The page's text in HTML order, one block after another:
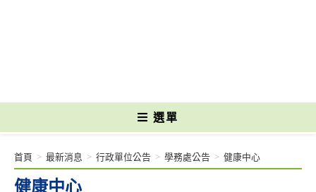
選單
健康中心
首頁 > 最新消息 > 行政單位公告 > 學務處公告 > 健康中心